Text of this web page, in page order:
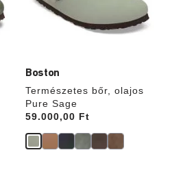
Boston
Természetes bőr, olajos
Pure Sage
Price:
59.000,00 Ft
termékképet